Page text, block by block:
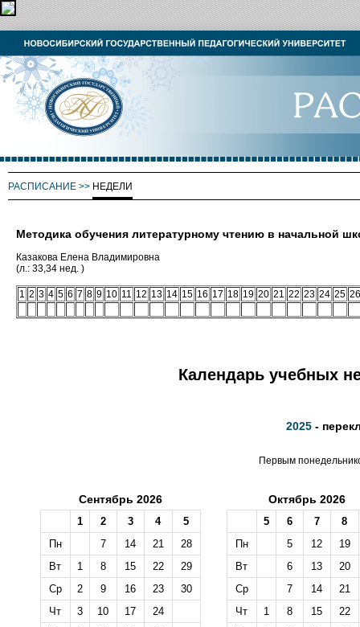
РАСПИСАНИЕ >> НЕДЕЛИ
Методика обучения литературному чтению в начальной
Казакова Елена Владимировна
(л.: 33,34 нед. )
1 2 3 4 5 6 7 8 9 10 11 12 13 14 15 16 17 18 19 20 21 22 23 24 25 26
Календарь учебных
2025 -
Первым
Сентябрь 2026
1 2 3 4
5
Пн
7 14 21
28
Вт
1 8 15 22
29
Ср
2 9 16 23
30
Чт
3 10 17
24
Октябрь 2026
5 6 7
8
Пн
5 12
19
Вт
6 13
20
Ср
7 14
21
Чт
1 8 15
22